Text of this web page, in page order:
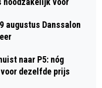
augustus Danssalon
naar P5: nóg
dezelfde prijs